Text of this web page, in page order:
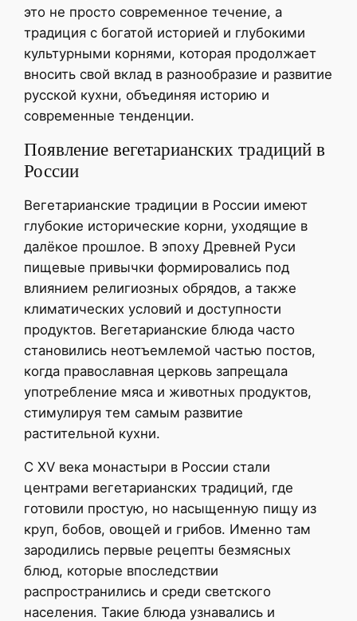
это не просто современное течение, а
традиция с богатой историей и глубокими
культурными корнями, которая продолжает
вносить свой вклад в разнообразие и развитие
русской кухни, объединяя историю и
современные тенденции.
Появление вегетарианских традиций в
России
Вегетарианские традиции в России имеют
глубокие исторические корни, уходящие в
далёкое прошлое. В эпоху Древней Руси
пищевые привычки формировались под
влиянием религиозных обрядов, а также
климатических условий и доступности
продуктов. Вегетарианские блюда часто
становились неотъемлемой частью постов,
когда православная церковь запрещала
употребление мяса и животных продуктов,
стимулируя тем самым развитие
растительной кухни.
С XV века монастыри в России стали
центрами вегетарианских традиций, где
готовили простую, но насыщенную пищу из
круп, бобов, овощей и грибов. Именно там
зародились первые рецепты безмясных
блюд, которые впоследствии
распространились и среди светского
населения. Такие блюда узнавались и